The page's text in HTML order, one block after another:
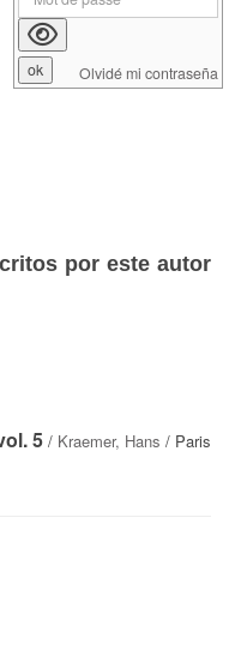
por este autor
5 / Kraemer, Hans / Paris
Olvidé mi contraseña